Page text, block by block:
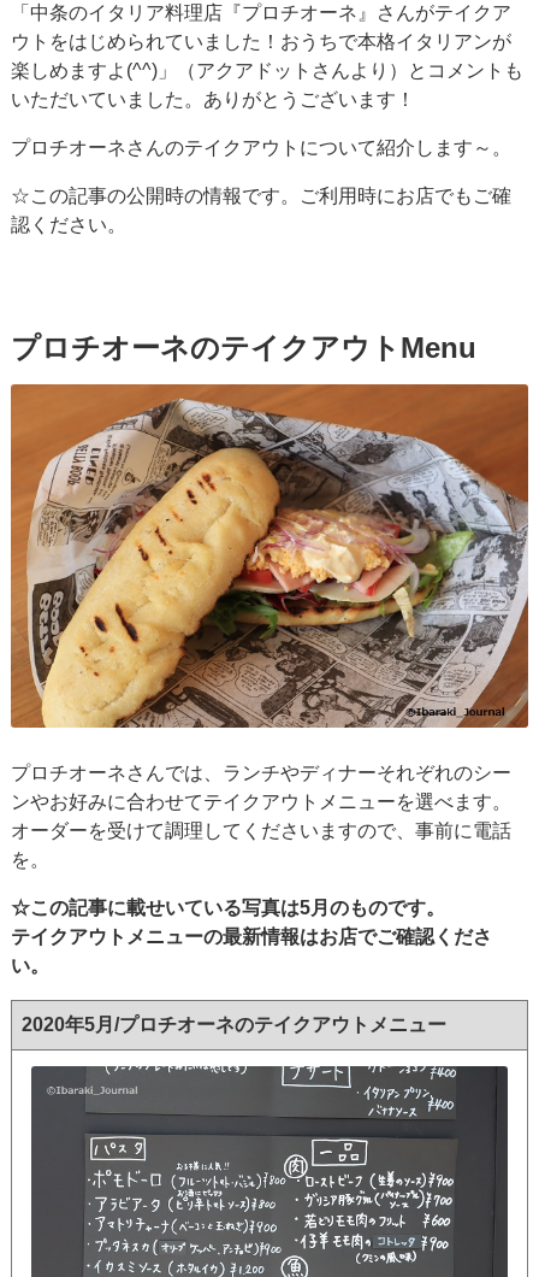
「中条のイタリア料理店『プロチオーネ』さんがテイクア
ウトをはじめられていました！おうちで本格イタリアンが
楽しめますよ(^^)」（アクアドットさんより）とコメントも
いただいていました。ありがとうございます！
プロチオーネさんのテイクアウトについて紹介します～。
☆この記事の公開時の情報です。ご利用時にお店でもご確
認ください。
プロチオーネのテイクアウトMenu
プロチオーネさんでは、ランチやディナーそれぞれのシー
ンやお好みに合わせてテイクアウトメニューを選べます。
オーダーを受けて調理してくださいますので、事前に電話
を。
☆この記事に載せいている写真は5月のものです。
テイクアウトメニューの最新情報はお店でご確認くださ
い。
2020年5月/プロチオーネのテイクアウトメニュー